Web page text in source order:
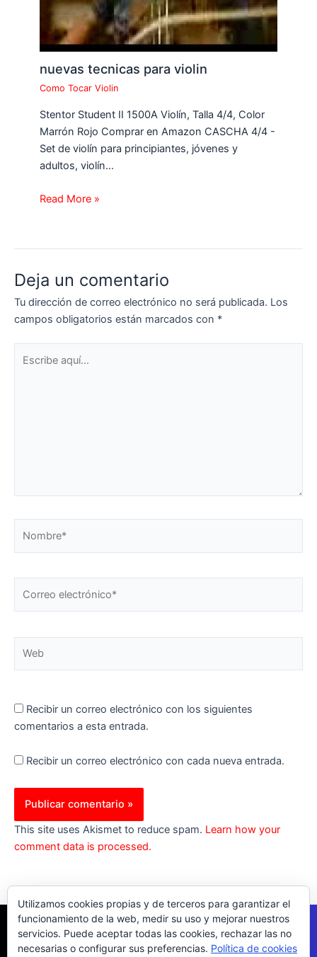
nuevas tecnicas para violin
Como Tocar Violin
Stentor Student II 1500A Violín, Talla 4/4, Color
Marrón Rojo Comprar en Amazon CASCHA 4/4 -
Set de violín para principiantes, jóvenes y
adultos, violín…
Read More »
Deja un comentario
Tu dirección de correo electrónico no será publicada. Los
campos obligatorios están marcados con *
aquí...
electrónico*
Recibir un correo electrónico con los siguientes
comentarios a esta entrada.
Recibir un correo electrónico con cada nueva entrada.
This site uses Akismet to reduce spam. Learn how your
comment data is processed.
Utilizamos cookies propias y de terceros para garantizar el
funcionamiento de la web, medir su uso y mejorar nuestros
servicios. Puede aceptar todas las cookies, rechazar las no
necesarias o configurar sus preferencias. Política de cookies